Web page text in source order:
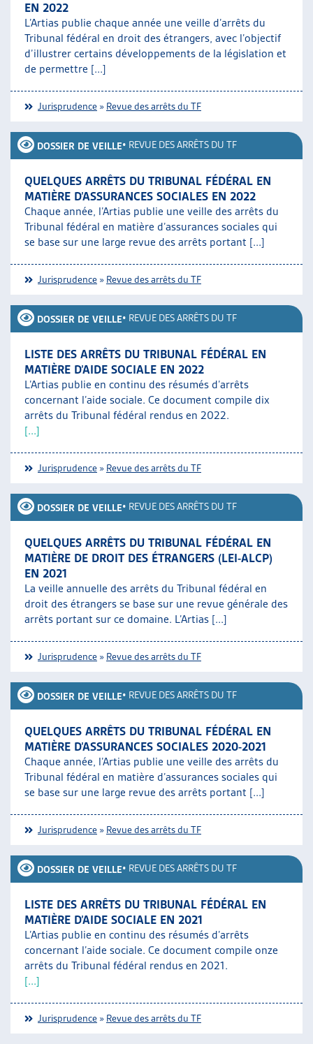
EN 2022
L’Artias publie chaque année une veille d’arrêts du
Tribunal fédéral en droit des étrangers, avec l’objectif
d’illustrer certains développements de la législation et
de permettre [...]
Jurisprudence » Revue des arrêts du TF
DOSSIER DE VEILLE• REVUE DES ARRÊTS DU TF
QUELQUES ARRÊTS DU TRIBUNAL FÉDÉRAL EN
MATIÈRE D’ASSURANCES SOCIALES EN 2022
Chaque année, l’Artias publie une veille des arrêts du
Tribunal fédéral en matière d’assurances sociales qui
se base sur une large revue des arrêts portant [...]
Jurisprudence » Revue des arrêts du TF
DOSSIER DE VEILLE• REVUE DES ARRÊTS DU TF
LISTE DES ARRÊTS DU TRIBUNAL FÉDÉRAL EN
MATIÈRE D’AIDE SOCIALE EN 2022
L’Artias publie en continu des résumés d’arrêts
concernant l’aide sociale. Ce document compile dix
arrêts du Tribunal fédéral rendus en 2022.
[...]
Jurisprudence » Revue des arrêts du TF
DOSSIER DE VEILLE• REVUE DES ARRÊTS DU TF
QUELQUES ARRÊTS DU TRIBUNAL FÉDÉRAL EN
MATIÈRE DE DROIT DES ÉTRANGERS (LEI-ALCP)
EN 2021
La veille annuelle des arrêts du Tribunal fédéral en
droit des étrangers se base sur une revue générale des
arrêts portant sur ce domaine. L’Artias [...]
Jurisprudence » Revue des arrêts du TF
DOSSIER DE VEILLE• REVUE DES ARRÊTS DU TF
QUELQUES ARRÊTS DU TRIBUNAL FÉDÉRAL EN
MATIÈRE D’ASSURANCES SOCIALES 2020-2021
Chaque année, l’Artias publie une veille des arrêts du
Tribunal fédéral en matière d’assurances sociales qui
se base sur une large revue des arrêts portant [...]
Jurisprudence » Revue des arrêts du TF
DOSSIER DE VEILLE• REVUE DES ARRÊTS DU TF
LISTE DES ARRÊTS DU TRIBUNAL FÉDÉRAL EN
MATIÈRE D’AIDE SOCIALE EN 2021
L’Artias publie en continu des résumés d’arrêts
concernant l’aide sociale. Ce document compile onze
arrêts du Tribunal fédéral rendus en 2021.
[...]
Jurisprudence » Revue des arrêts du TF